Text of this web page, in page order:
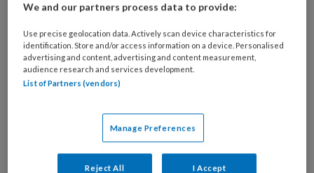
is
je
e-
mailadres?
* *
Kies
je
wachtwoord*
We and our partners process data to provide:
Use precise geolocation data. Actively scan device characteristics for
identification. Store and/or access information on a device. Personalised
advertising and content, advertising and content measurement,
audience research and services development.
List of Partners (vendors)
Manage Preferences
Reject All I Accept